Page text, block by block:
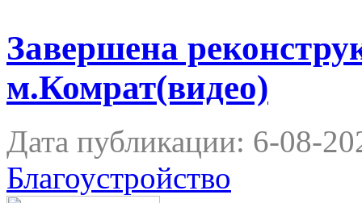
Завершена
м.Комрат(видео)
Дата публикации: 6-08-
Благоустройство